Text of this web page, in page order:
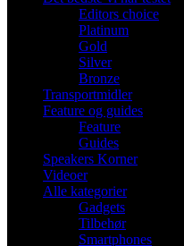
Editors choice
Platinum
Gold
Silver
Bronze
Transportmidler
Feature og guides
Feature
Guides
Speakers Korner
Videoer
Alle kategorier
Gadgets
Tilbehør
Smartphones